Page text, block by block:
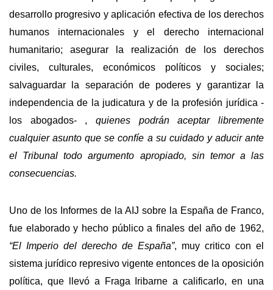
desarrollo progresivo y aplicación efectiva de los derechos
humanos internacionales y el derecho internacional
humanitario; asegurar la realización de los derechos
civiles, culturales, económicos políticos y sociales;
salvaguardar la separación de poderes y garantizar la
independencia de la judicatura y de la profesión jurídica -
los abogados- , quienes podrán aceptar libremente
cualquier asunto que se confíe a su cuidado y aducir ante
el Tribunal todo argumento apropiado, sin temor a las
consecuencias.
Uno de los Informes de la AIJ sobre la España de Franco,
fue elaborado y hecho público a finales del año de 1962,
“El Imperio del derecho de España”, muy critico con el
sistema jurídico represivo vigente entonces de la oposición
política, que llevó a Fraga Iribarne a calificarlo, en una